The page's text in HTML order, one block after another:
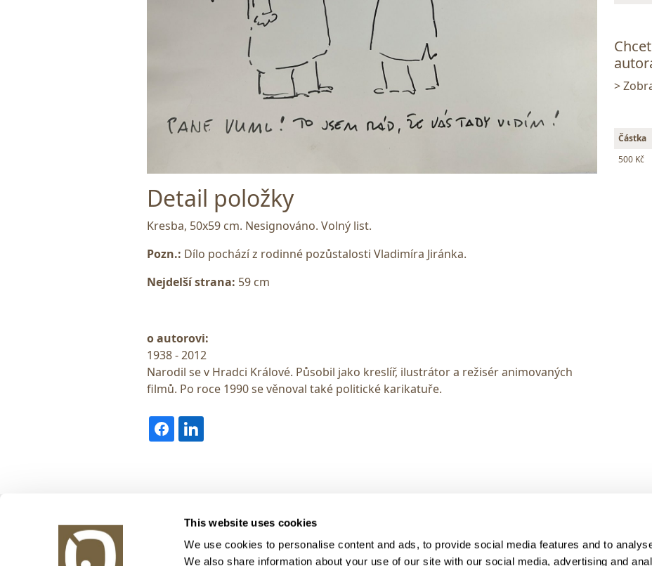
This website uses cookies
We use cookies to personalise content and ads, to provide social media features and to
We also share information about your use of our site with our social media, advertising and
Detail položky
Kresba, 50x59 cm. Nesignováno. Volný list.
Pozn.: Dílo pochází z rodinné pozůstalosti Vladimíra Jiránka.
Nejdelší strana: 59 cm
o autorovi:
1938 - 2012
Narodil se v Hradci Králové. Působil jako kreslíř, ilustrátor a režisér animovaných
filmů. Po roce 1990 se věnoval také politické karikatuře.
>
Částka
500 Kč
Korunní 972/75
130 00 Praha 3
> Obchodní podmínky
> Kontakty